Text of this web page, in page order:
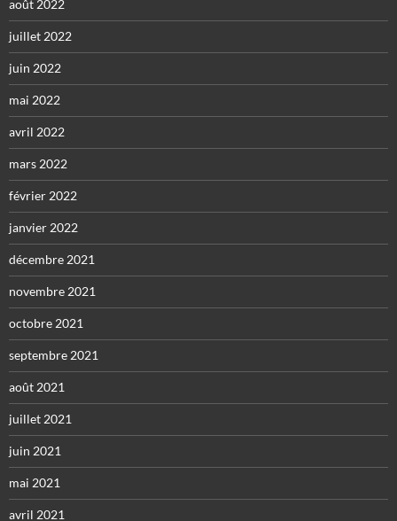
août 2022
juillet 2022
juin 2022
mai 2022
avril 2022
mars 2022
février 2022
janvier 2022
décembre 2021
novembre 2021
octobre 2021
septembre 2021
août 2021
juillet 2021
juin 2021
mai 2021
avril 2021